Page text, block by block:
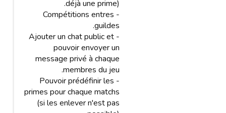
déjà une prime).
- Compétitions entres
guildes.
- Ajouter un chat public et
pouvoir envoyer un
message privé à chaque
membres du jeu.
- Pouvoir prédéfinir les
primes pour chaque matchs
(si les enlever n'est pas